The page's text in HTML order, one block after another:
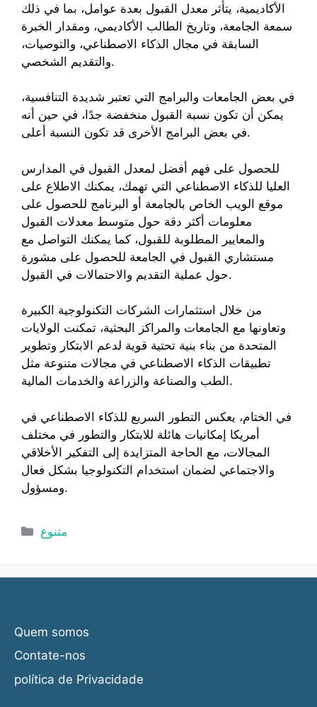
الأكاديمية، يتأثر معدل القبول بعدة عوامل، بما في ذلك
سمعة الجامعة، وتاريخ الطالب الأكاديمي، ومقدار الخبرة
السابقة في مجال الذكاء الاصطناعي، والتوصيات،
والتقديم الشخصي.
في بعض الجامعات والبرامج التي تعتبر شديدة التنافسية،
يمكن أن تكون نسبة القبول منخفضة جدًا، في حين أنه
في بعض البرامج الأخرى قد تكون النسبة أعلى.
للحصول على فهم أفضل لمعدل القبول في المدارس
العليا للذكاء الاصطناعي التي تهمك، يمكنك الاطلاع على
موقع الويب الخاص بالجامعة أو البرنامج للحصول على
معلومات أكثر دقة حول متوسط معدلات القبول
والمعايير المطلوبة للقبول، كما يمكنك التواصل مع
مستشاري القبول في الجامعة للحصول على مشورة
حول عملية التقديم والاحتمالات في القبول.
من خلال استثمارات الشركات التكنولوجية الكبيرة
وتعاونها مع الجامعات والمراكز البحثية، تمكنت الولايات
المتحدة من بناء بنية تحتية قوية لدعم الابتكار وتطوير
تطبيقات الذكاء الاصطناعي في مجالات متنوعة مثل
الطب والصناعة والزراعة والخدمات المالية.
في الختام، يعكس التطور السريع للذكاء الاصطناعي في
أمريكا إمكانيات هائلة للابتكار والتطور في مختلف
المجالات، مع الحاجة المتزايدة إلى التفكير الأخلاقي
والاجتماعي لضمان استخدام التكنولوجيا بشكل فعال
ومسؤول.
Categorias
متنوع
Quem somos
Contate-nos
política de Privacidade